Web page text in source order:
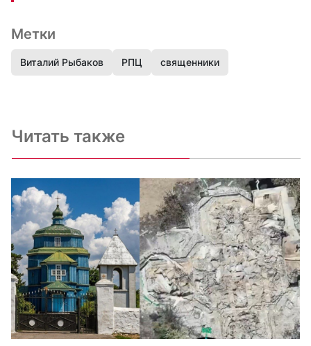
Метки
Виталий Рыбаков РПЦ священники
Читать также